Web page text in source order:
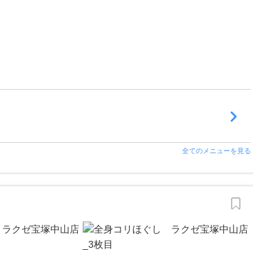
全てのメニューを見る